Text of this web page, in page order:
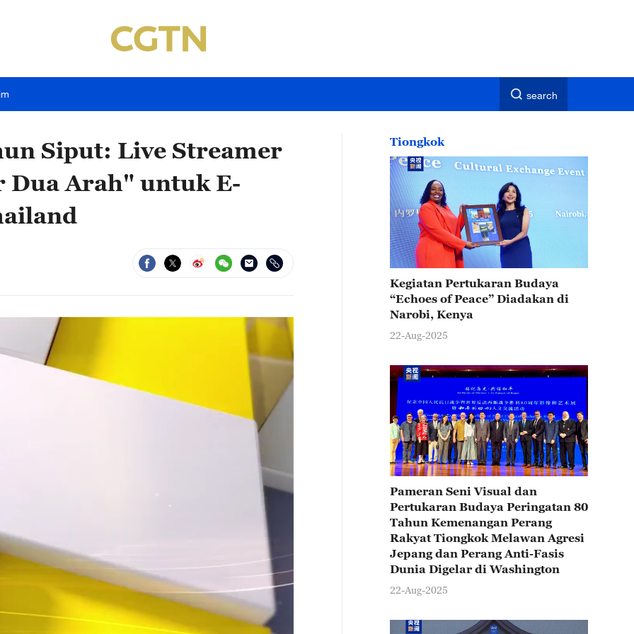
search
Siput: Live Streamer
Dua Arah" untuk E-
Tiongkok
Kegiatan Pertukaran Budaya
“Echoes of Peace” Diadakan di
Narobi, Kenya
22-Aug-2025
Pameran Seni Visual dan
Pertukaran Budaya Peringatan 80
Tahun Kemenangan Perang
Rakyat Tiongkok Melawan Agresi
Jepang dan Perang Anti-Fasis
Dunia Digelar di Washington
22-Aug-2025